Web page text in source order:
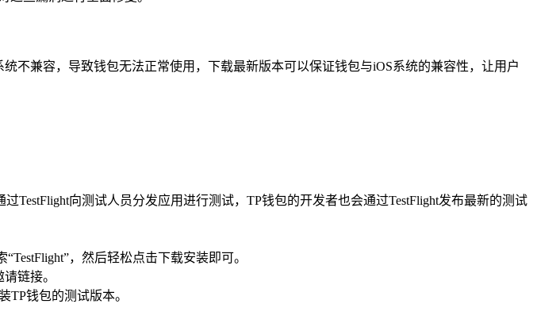
不兼容，导致钱包无法正常使用，下载最新版本可以保证钱包与iOS系统的兼容性，让用户
TestFlight向测试人员分发应用进行测试，TP钱包的开发者也会通过TestFlight发布最新的测试
，然后轻松点击下载安装即可。
链接。
TP钱包的测试版本。